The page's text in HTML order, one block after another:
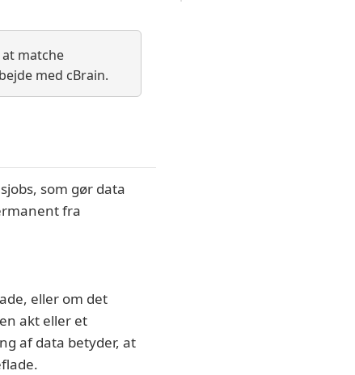
matche
med cBrain.
som gør data
fra
eller om det
akt eller et
af data betyder, at